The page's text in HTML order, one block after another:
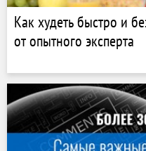
Как худеть быстро и
от опытного эксперта